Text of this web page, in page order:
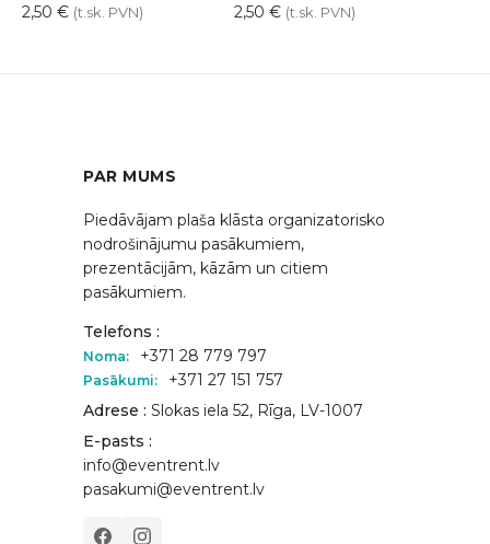
2,50 € (t.sk. PVN)
2,50 € (t.sk. PVN)
PAR MUMS
Piedāvājam plaša klāsta organizatorisko
nodrošinājumu pasākumiem,
prezentācijām, kāzām un citiem
pasākumiem.
Telefons :
Noma: +371 28 779 797
Pasākumi:
+371 27 151 757
Adrese : Slokas iela 52, Rīga, LV-1007
E-pasts :
info@eventrent.lv
pasakumi@eventrent.lv